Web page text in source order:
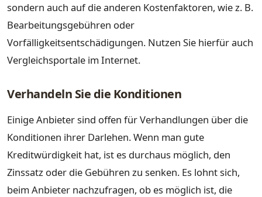
sondern auch auf die anderen Kostenfaktoren, wie z. B.
Bearbeitungsgebühren oder
Vorfälligkeitsentschädigungen. Nutzen Sie hierfür auch
Vergleichsportale im Internet.
Verhandeln Sie die Konditionen
Einige Anbieter sind offen für Verhandlungen über die
Konditionen ihrer Darlehen. Wenn man gute
Kreditwürdigkeit hat, ist es durchaus möglich, den
Zinssatz oder die Gebühren zu senken. Es lohnt sich,
beim Anbieter nachzufragen, ob es möglich ist, die